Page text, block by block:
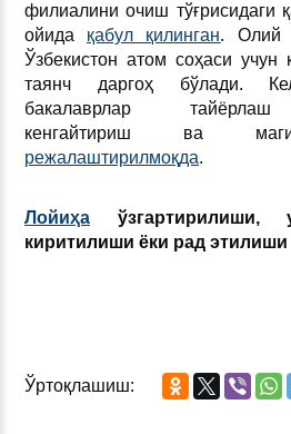
филиалини очиш тўғрисидаги
ойида қабул қилинган. Олий
Ўзбекистон атом соҳаси учун
таянч даргоҳ бўлади.
бакалаврлар тайёрлаш
кенгайтириш ва
режалаштирилмоқда.
Лойиҳа ўзгартирилиши,
киритилиши ёки рад
Ўртоқлашиш: